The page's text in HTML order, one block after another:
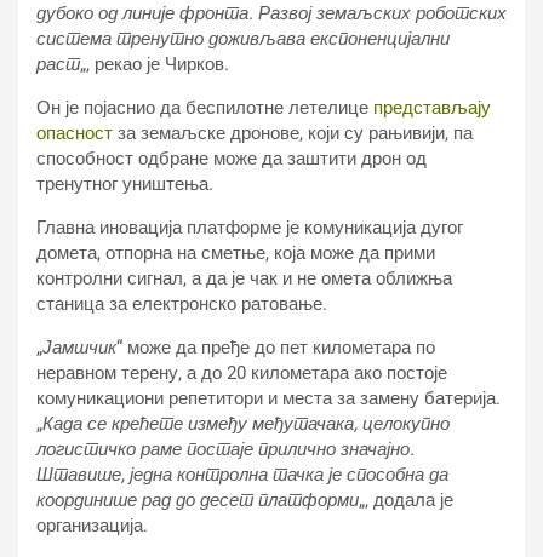
дубоко од линије фронта. Развој земаљских роботских
система тренутно доживљава експоненцијални
раст„, рекао је Чирков.
Он је појаснио да беспилотне летелице представљају
опасност за земаљске дронове, који су рањивији, па
способност одбране може да заштити дрон од
тренутног уништења.
Главна иновација платформе је комуникација дугог
домета, отпорна на сметње, која може да прими
контролни сигнал, а да је чак и не омета оближња
станица за електронско ратовање.
„Јамшчик“ може да пређе до пет километара по
неравном терену, а до 20 километара ако постоје
комуникациони репетитори и места за замену батерија.
„Када се крећете између међутачака, целокупно
логистичко раме постаје прилично значајно.
Штавише, једна контролна тачка је способна да
координише рад до десет платформи„, додала је
организација.